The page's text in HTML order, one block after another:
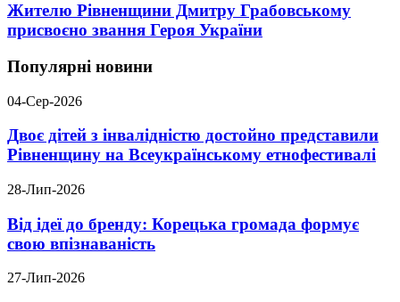
Жителю Рівненщини Дмитру Грабовському
присвоєно звання Героя України
Популярні новини
04-Сер-2026
Двоє дітей з інвалідністю достойно представили
Рівненщину на Всеукраїнському етнофестивалі
28-Лип-2026
Від ідеї до бренду: Корецька громада формує
свою впізнаваність
27-Лип-2026